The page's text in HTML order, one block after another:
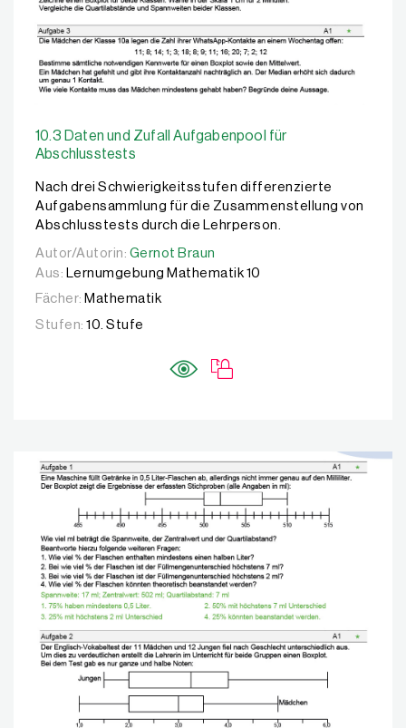
10.3 Daten und Zufall Aufgabenpool für
Abschlusstests
Nach drei Schwierigkeitsstufen differenzierte
Aufgabensammlung für die Zusammenstellung von
Abschlusstests durch die Lehrperson.
Autor/Autorin: Gernot Braun
Autor/Autorin: Gernot Braun
Aus:
Lernumgebung Mathematik 10
Fächer: Mathematik
Stufen: 10. Stufe